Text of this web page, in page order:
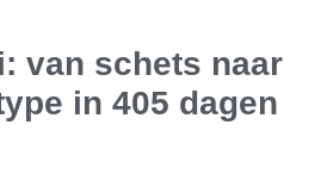
van schets naar
in 405 dagen